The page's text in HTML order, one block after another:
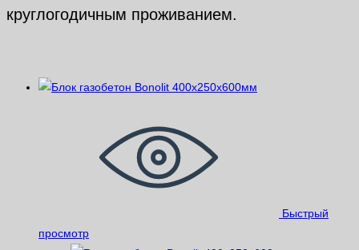
круглогодичным проживанием.
Быстрый
просмотр